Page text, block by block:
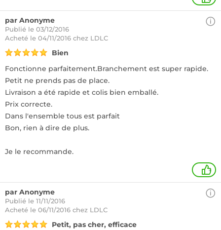
par Anonyme
Publié le 03/12/2016
Acheté le 04/11/2016 chez LDLC
Bien
Fonctionne parfaitement.Branchement est super rapide.
Petit ne prends pas de place.
Livraison a été rapide et colis bien emballé.
Prix correcte.
Dans l'ensemble tous est parfait
Bon, rien à dire de plus.
Je le recommande.
+
par Anonyme
Publié le 11/11/2016
Acheté le 06/11/2016 chez LDLC
Petit, pas cher, efficace